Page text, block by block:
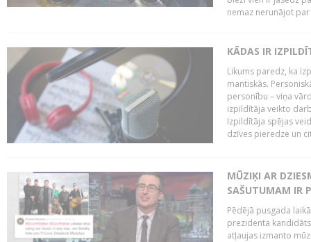
nemaz nerunājot
KĀDAS IR
Likums paredz, ka
mantiskās.
personību – viņa
izpildītāja veikto
Izpildītāja spējas
dzīves pieredze un
MŪZIĶI AR
SAŠUTUMAM IR
Pēdējā pusgada
prezidenta
atļaujas izmanto